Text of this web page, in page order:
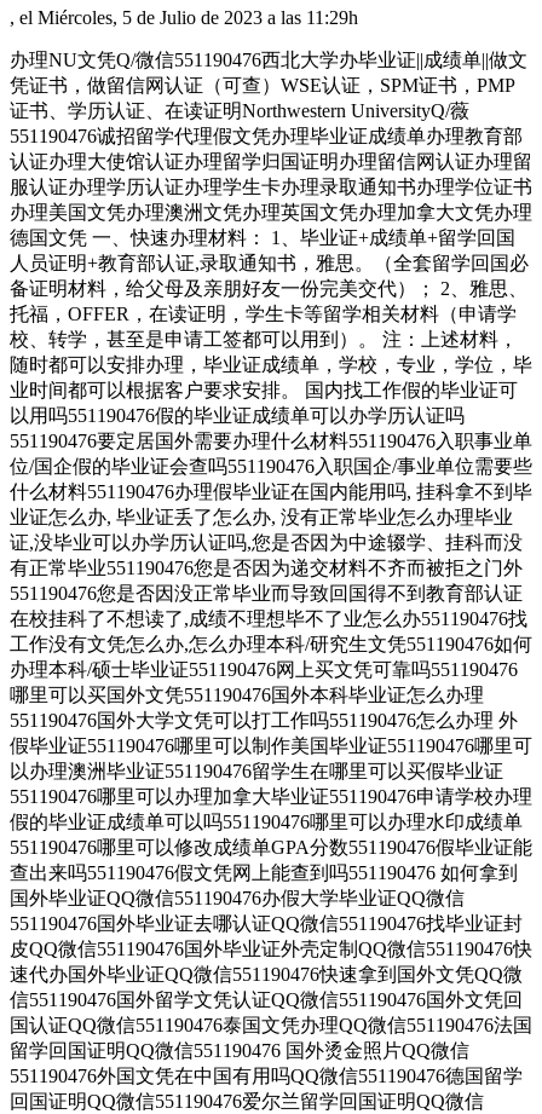
, el Miércoles, 5 de Julio de 2023 a las 11:29h
办理NU文凭Q/微信551190476西北大学办毕业证||成绩单||做文
凭证书，做留信网认证（可查）WSE认证，SPM证书，PMP
证书、学历认证、在读证明Northwestern UniversityQ/薇
551190476诚招留学代理假文凭办理毕业证成绩单办理教育部
认证办理大使馆认证办理留学归国证明办理留信网认证办理留
服认证办理学历认证办理学生卡办理录取通知书办理学位证书
办理美国文凭办理澳洲文凭办理英国文凭办理加拿大文凭办理
德国文凭 一、快速办理材料： 1、毕业证+成绩单+留学回国
人员证明+教育部认证,录取通知书，雅思。（全套留学回国必
备证明材料，给父母及亲朋好友一份完美交代）； 2、雅思、
托福，OFFER，在读证明，学生卡等留学相关材料（申请学
校、转学，甚至是申请工签都可以用到）。 注：上述材料，
随时都可以安排办理，毕业证成绩单，学校，专业，学位，毕
业时间都可以根据客户要求安排。 国内找工作假的毕业证可
以用吗551190476假的毕业证成绩单可以办学历认证吗
551190476要定居国外需要办理什么材料551190476入职事业单
位/国企假的毕业证会查吗551190476入职国企/事业单位需要些
什么材料551190476办理假毕业证在国内能用吗, 挂科拿不到毕
业证怎么办, 毕业证丢了怎么办, 没有正常毕业怎么办理毕业
证,没毕业可以办学历认证吗,您是否因为中途辍学、挂科而没
有正常毕业551190476您是否因为递交材料不齐而被拒之门外
551190476您是否因没正常毕业而导致回国得不到教育部认证
在校挂科了不想读了,成绩不理想毕不了业怎么办551190476找
工作没有文凭怎么办,怎么办理本科/研究生文凭551190476如何
办理本科/硕士毕业证551190476网上买文凭可靠吗551190476
哪里可以买国外文凭551190476国外本科毕业证怎么办理
551190476国外大学文凭可以打工作吗551190476怎么办理 外
假毕业证551190476哪里可以制作美国毕业证551190476哪里可
以办理澳洲毕业证551190476留学生在哪里可以买假毕业证
551190476哪里可以办理加拿大毕业证551190476申请学校办理
假的毕业证成绩单可以吗551190476哪里可以办理水印成绩单
551190476哪里可以修改成绩单GPA分数551190476假毕业证能
查出来吗551190476假文凭网上能查到吗551190476 如何拿到
国外毕业证QQ微信551190476办假大学毕业证QQ微信
551190476国外毕业证去哪认证QQ微信551190476找毕业证封
皮QQ微信551190476国外毕业证外壳定制QQ微信551190476快
速代办国外毕业证QQ微信551190476快速拿到国外文凭QQ微
信551190476国外留学文凭认证QQ微信551190476国外文凭回
国认证QQ微信551190476泰国文凭办理QQ微信551190476法国
留学回国证明QQ微信551190476 国外烫金照片QQ微信
551190476外国文凭在中国有用吗QQ微信551190476德国留学
回国证明QQ微信551190476爱尔兰留学回国证明QQ微信